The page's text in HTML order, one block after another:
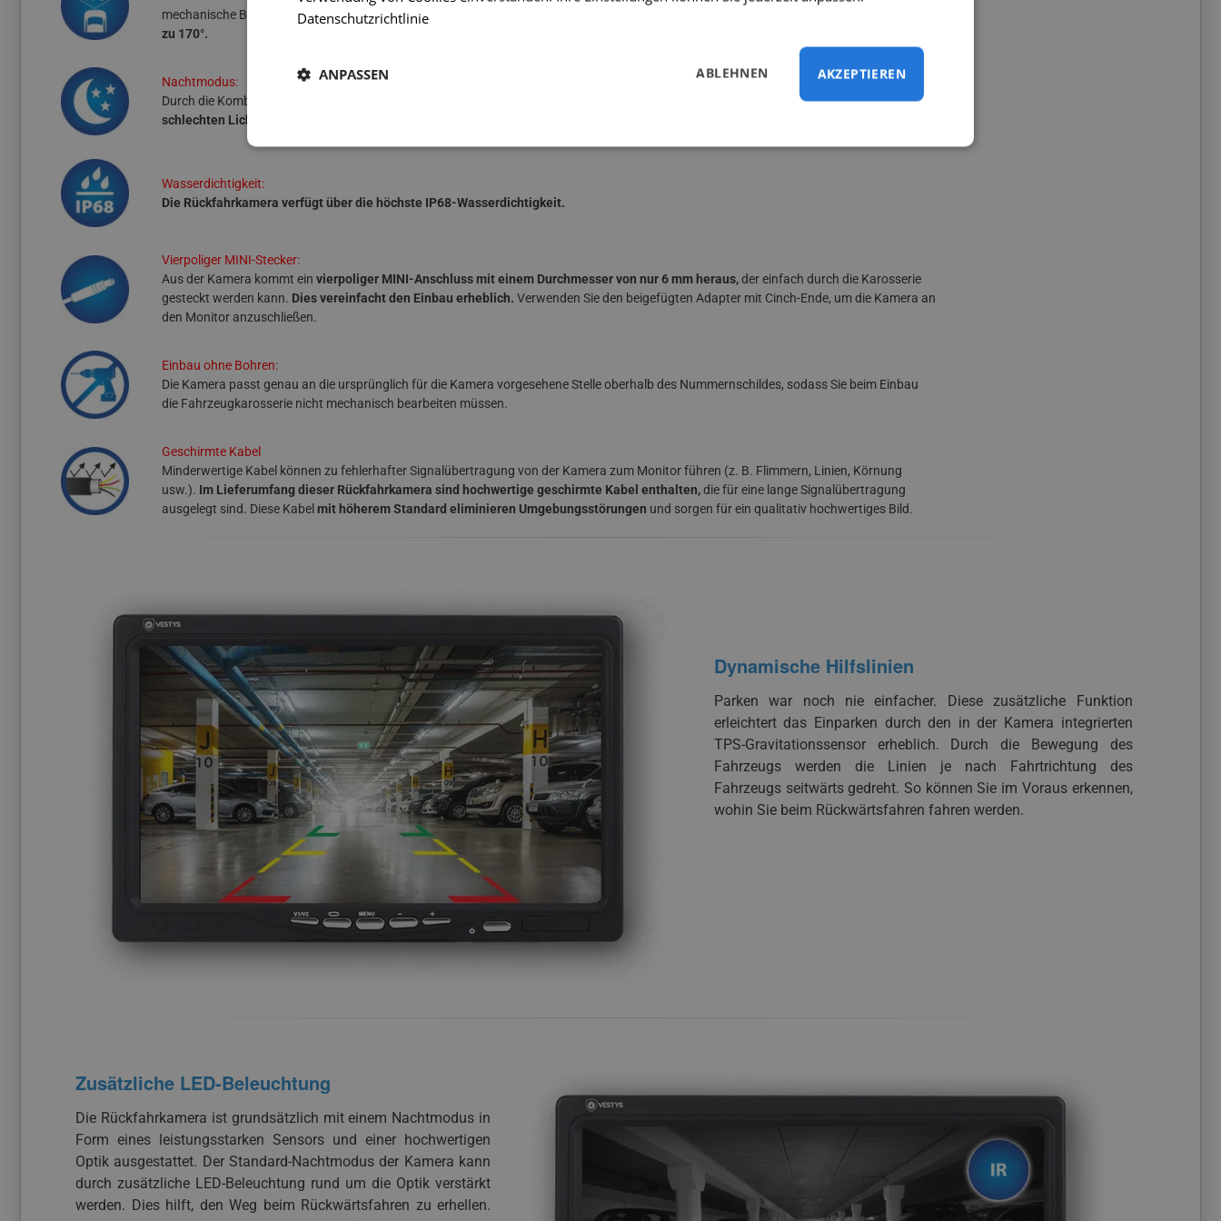
mechanische Beschädigungen gewährleistet.Die Kamera erfasst fast den gesamten Parkbereich mit einem Abdeckungswinkel von bis
zu 170°.
Nachtmodus:
Durch die Kombination eines leistungsstarken Sensors, hochwertiger Optik und moderner Technologie kann die Kameraauch bei sehr
schlechten Lichtverhältnissen (ab 0,1 Lux) ein Bild
Wasserdichtigkeit:
Die Rückfahrkamera verfügt über die höchste IP68-Wasserdichtigkeit.
Vierpoliger MINI-Stecker:
Aus der Kamera kommt ein vierpoliger MINI-Anschluss mit einem Durchmesser von nur 6 mm heraus,der einfach durch die Karosserie
gesteckt werden kann. Dies vereinfacht den Einbau erheblich. Verwenden Sie den beigefügten Adapter mit Cinch-Ende, um die Kamera an
den Monitor anzuschließen.
Einbau ohne Bohren:
Die Kamera passt genau an die ursprünglich für die Kamera vorgesehene Stelle oberhalb des Nummernschildes, sodass Sie beim Einbau
die Fahrzeugkarosserie nicht mechanisch bearbeiten müssen.
Geschirmte Kabel
Minderwertige Kabel können zu fehlerhafter Signalübertragung von der Kamera zum Monitor führen (z. B. Flimmern, Linien, Körnung
usw.). Im Lieferumfang dieser Rückfahrkamera sind hochwertige geschirmte Kabel enthalten,die für eine lange Signalübertragung
ausgelegt sind. Diese Kabel mit höherem Standard eliminieren Umgebungsstörungen und sorgen für ein qualitativ hochwertiges Bild.
Dynamische Hilfslinien
Parken war noch nie einfacher. Diese zusätzliche Funktion
erleichtert das Einparken durch den in der Kamera integrierten
TPS-Gravitationssensor erheblich. Durch die Bewegung des
Fahrzeugs werden die Linien je nach Fahrtrichtung des
Fahrzeugs seitwärts gedreht. So können Sie im Voraus erkennen,
wohin Sie beim Rückwärtsfahren fahren werden.
Zusätzliche LED-Beleuchtung
Die Rückfahrkamera ist grundsätzlich mit einem Nachtmodus in
Form eines leistungsstarken Sensors und einer hochwertigen
Optik ausgestattet. Der Standard-Nachtmodus der Kamera kann
durch zusätzliche LED-Beleuchtung rund um die Optik verstärkt
werden. Dies hilft, den Weg beim Rückwärtsfahren zu erhellen.
Datenschutzrichtlinie
AKZEPTIEREN
ABLEHNEN
ANPASSEN